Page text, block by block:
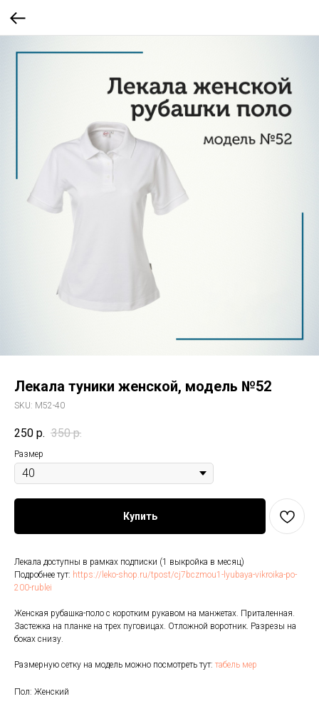
Лекала туники женской, модель №52
SKU: M52-40
250 р. 350 р.
Размер
Купить
Лекала доступны в рамках подписки (1 выкройка в месяц)
Подробнее тут: https://leko-shop.ru/tpost/cj7bczmou1-lyubaya-vikroika-po-
200-rublei
Женская рубашка-поло с коротким рукавом на манжетах. Приталенная.
Застежка на планке на трех пуговицах. Отложной воротник. Разрезы на
боках снизу.
Размерную сетку на модель можно посмотреть тут: табель мер
Пол: Женский